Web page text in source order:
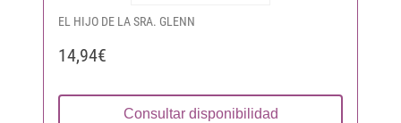
EL HIJO DE LA SRA. GLENN
14,94€
Consultar disponibilidad